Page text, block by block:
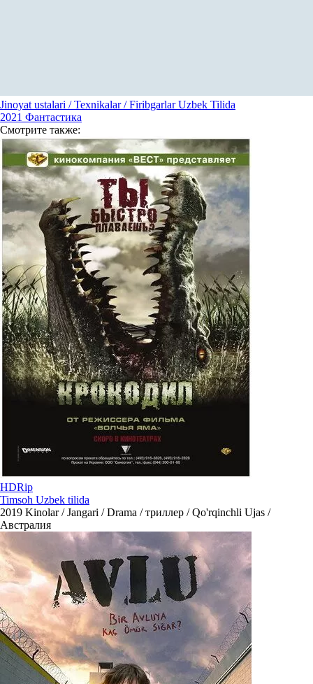
Jinoyat ustalari / Texnikalar / Firibgarlar Uzbek Tilida
2021 Фантастика
Смотрите также:
HDRip
Timsoh Uzbek tilida
2019 Kinolar / Jangari / Drama / триллер / Qo'rqinchli Ujas /
Австралия